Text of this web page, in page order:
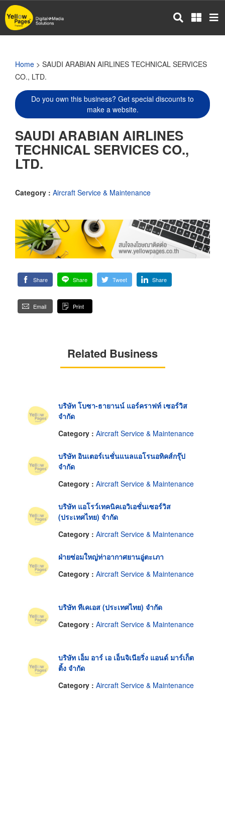
Skip
to
main
Home > SAUDI ARABIAN AIRLINES TECHNICAL SERVICES
CO., LTD.
Do you own this business? Get special discounts to
make a website.
SAUDI ARABIAN AIRLINES
TECHNICAL SERVICES CO.,
LTD.
Category : Aircraft Service & Maintenance
Share Share Tweet Share
Email Print
Related Business
บริษัท โบซา-ธายานน์ แอร์คราฟท์ เซอร์วิส
จำกัด
Category : Aircraft Service & Maintenance
บริษัท อินเตอร์เนชั่นแนลแอโรนอทิคส์กรุ๊ป
จำกัด
Category : Aircraft Service & Maintenance
บริษัท แอโรว์เทคนิคเอวิเอชั่นเซอร์วิส
(ประเทศไทย) จำกัด
Category : Aircraft Service & Maintenance
ฝ่ายซ่อมใหญ่ท่าอากาศยานอู่ตะเภา
Category : Aircraft Service & Maintenance
บริษัท ทีเคเอส (ประเทศไทย) จำกัด
Category : Aircraft Service & Maintenance
บริษัท เอ็ม อาร์ เอ เอ็นจิเนียริ่ง แอนด์ มาร์เก็ต
ติ้ง จำกัด
Category : Aircraft Service & Maintenance